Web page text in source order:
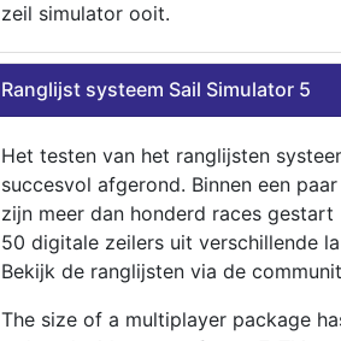
zeil simulator ooit.
Ranglijst systeem Sail Simulator 5
Het testen van het ranglijsten
succesvol afgerond. Binnen een
zijn meer dan honderd races gestart
50 digitale zeilers uit verschillende
Bekijk de ranglijsten via de
The size of a multiplayer package